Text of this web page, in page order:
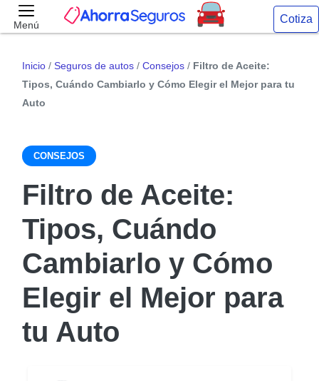
Menú Cotiza
Inicio / Seguros de autos / Consejos / Filtro de Aceite:
Tipos, Cuándo Cambiarlo y Cómo Elegir el Mejor para tu
Auto
CONSEJOS
Filtro de Aceite:
Tipos, Cuándo
Cambiarlo y Cómo
Elegir el Mejor para
tu Auto